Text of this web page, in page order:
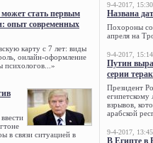
может стать первым
опыт современных
карту с 7 лет: виды
онлайн-оформление
психологов...»
в связи ситуацией в
9-4-2017, 15:30
Названа
Похороны
апреля на
9-4-2017, 15:14
Путин
серии
Президент
египетскому
взрывов,
арабской
9-4-2017, 13:45
В Египте в